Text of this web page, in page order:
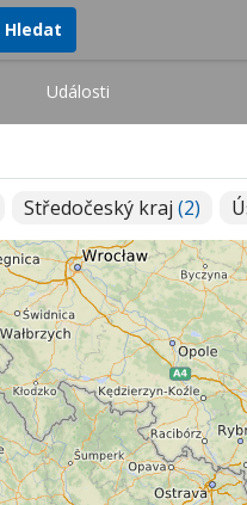
Hledat
Události
Středočeský kraj (2)